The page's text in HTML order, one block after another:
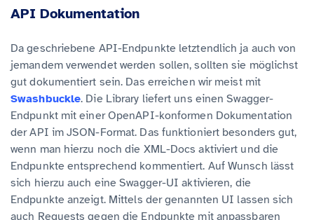
API Dokumentation
Da geschriebene API-Endpunkte letztendlich ja auch von
jemandem verwendet werden sollen, sollten sie möglichst
gut dokumentiert sein. Das erreichen wir meist mit
Swashbuckle. Die Library liefert uns einen Swagger-
Endpunkt mit einer OpenAPI-konformen Dokumentation
der API im JSON-Format. Das funktioniert besonders gut,
wenn man hierzu noch die XML-Docs aktiviert und die
Endpunkte entsprechend kommentiert. Auf Wunsch lässt
sich hierzu auch eine Swagger-UI aktivieren, die
Endpunkte anzeigt. Mittels der genannten UI lassen sich
auch Requests gegen die Endpunkte mit anpassbaren